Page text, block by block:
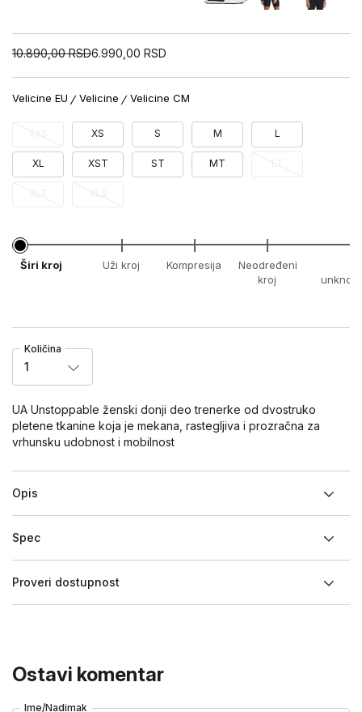
10.890,00 RSD6.990,00 RSD
Velicine EU Velicine Velicine CM
XS S M L
XL XST ST MT
Širi kroj Uži kroj Kompresija
Neodređeni
kroj
Količina
1
UA Unstoppable ženski donji deo trenerke od dvostruko
pletene tkanine koja je mekana, rastegljiva i prozračna za
vrhunsku udobnost i mobilnost
Opis
Spec
Proveri dostupnost
Ostavi komentar
Ime/Nadimak